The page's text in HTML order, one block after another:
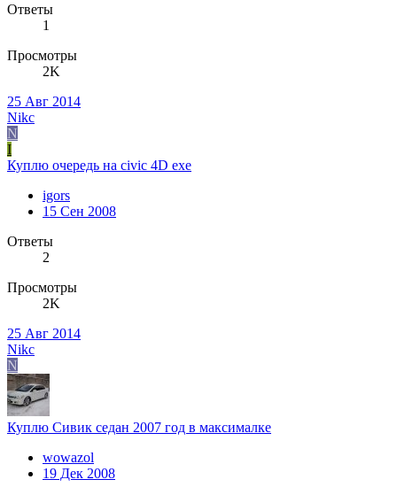
Ответы
1
Просмотры
2K
25 Авг 2014
Nikc
N
I
Куплю очередь на civic 4D exe
igors
15 Сен 2008
Ответы
2
Просмотры
2K
25 Авг 2014
Nikc
N
Куплю Сивик седан 2007 год в максималке
wowazol
19 Дек 2008